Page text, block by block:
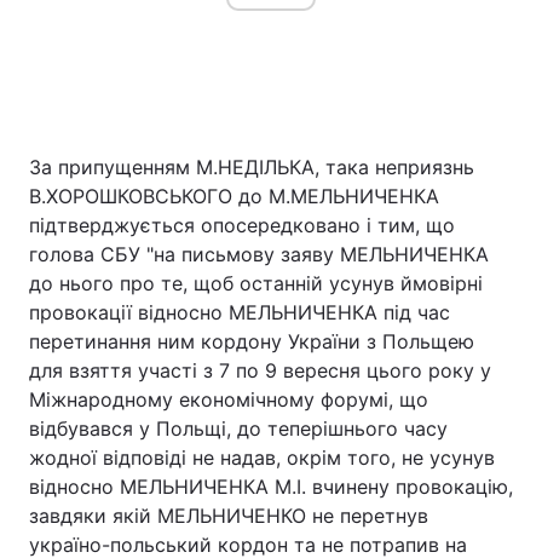
За припущенням М.НЕДІЛЬКА, така неприязнь
В.ХОРОШКОВСЬКОГО до М.МЕЛЬНИЧЕНКА
підтверджується опосередковано і тим, що
голова СБУ "на письмову заяву МЕЛЬНИЧЕНКА
до нього про те, щоб останній усунув ймовірні
провокації відносно МЕЛЬНИЧЕНКА під час
перетинання ним кордону України з Польщею
для взяття участі з 7 по 9 вересня цього року у
Міжнародному економічному форумі, що
відбувався у Польщі, до теперішнього часу
жодної відповіді не надав, окрім того, не усунув
відносно МЕЛЬНИЧЕНКА М.І. вчинену провокацію,
завдяки якій МЕЛЬНИЧЕНКО не перетнув
україно-польський кордон та не потрапив на